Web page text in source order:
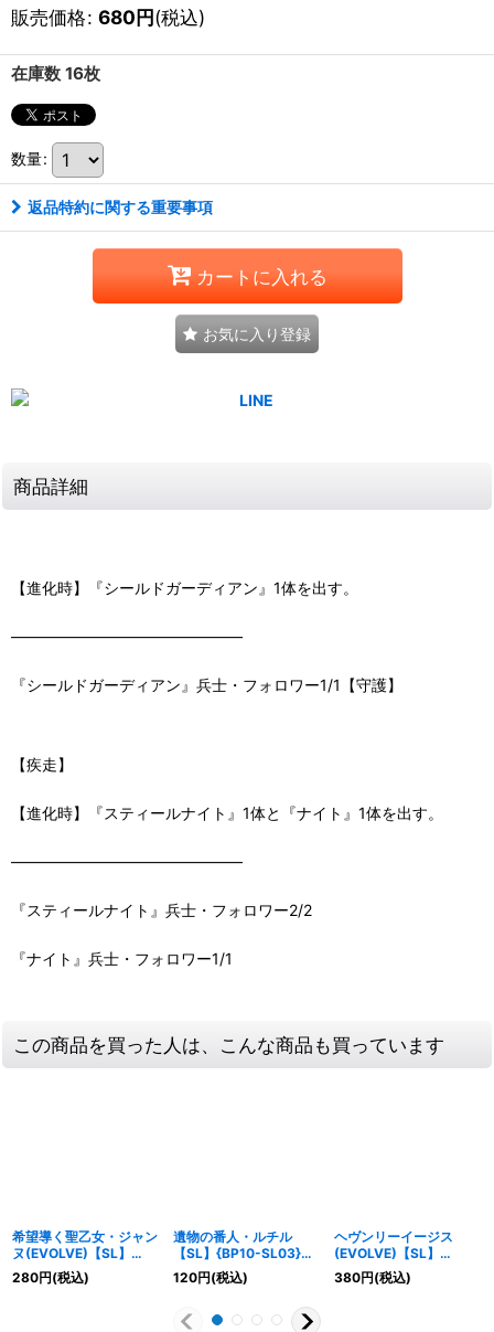
販売価格: 680円(税込)
在庫数 16枚
数量:
返品特約に関する重要事項
カートに入れる
お気に入り登録
商品詳細
【進化時】『シールドガーディアン』1体を出す。
―――――――――――――――
『シールドガーディアン』兵士・フォロワー1/1【守護】
【疾走】
【進化時】『スティールナイト』1体と『ナイト』1体を出す。
―――――――――――――――
『スティールナイト』兵士・フォロワー2/2
『ナイト』兵士・フォロワー1/1
この商品を買った人は、こんな商品も買っています
希望導く聖乙女・ジャン
ヌ(EVOLVE)【SL】
{BP09-SL17}《ビショ
ップ》
280円(税込)
遺物の番人・ルチル
【SL】{BP10-SL03}
《エルフ》
120円(税込)
ヘヴンリーイージス
(EVOLVE)【SL】
{BP02-SL17}《ビショ
ップ》
380円(税込)